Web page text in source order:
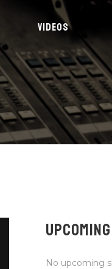
VIDEOS
No upcoming